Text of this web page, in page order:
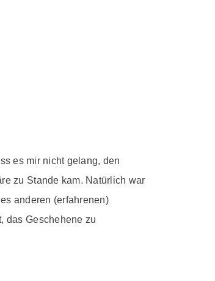
es mir nicht gelang, den
zu Stande kam. Natürlich war
anderen (erfahrenen)
das Geschehene zu